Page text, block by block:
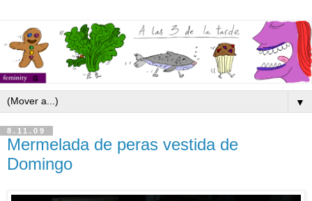
▼
8.11.09
Mermelada de peras vestida de
Domingo